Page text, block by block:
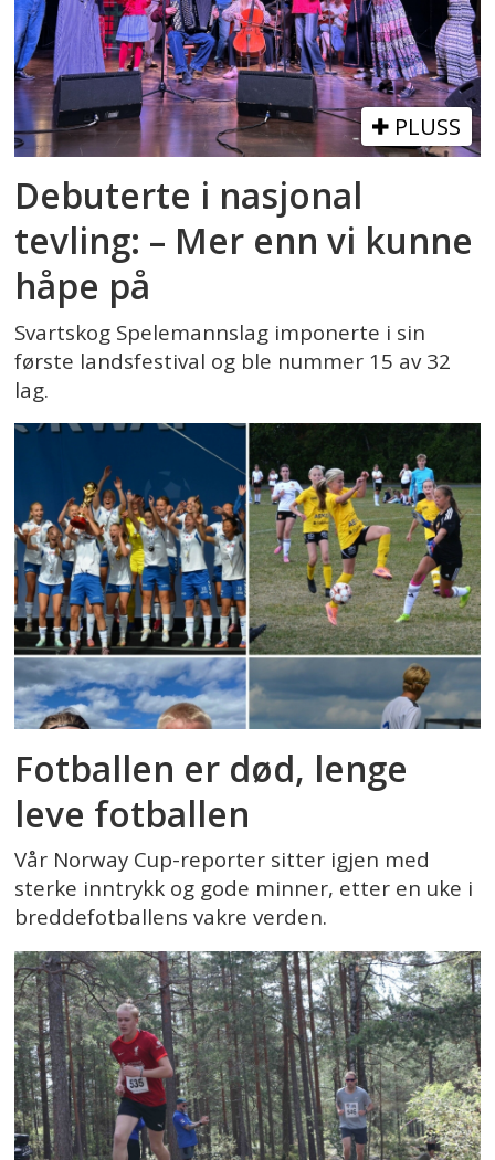
PLUSS
Debuterte i nasjonal
tevling: – Mer enn vi kunne
håpe på
Svartskog Spelemannslag imponerte i sin
første landsfestival og ble nummer 15 av 32
lag.
Fotballen er død, lenge
leve fotballen
Vår Norway Cup-reporter sitter igjen med
sterke inntrykk og gode minner, etter en uke i
breddefotballens vakre verden.